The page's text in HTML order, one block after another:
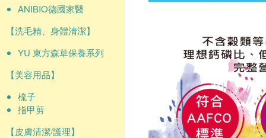
ANIBIO德國家醫
【洗毛精、身體清潔】
YU 東方森草保養系列
【美容用品】
梳子
指甲剪
【皮膚清潔/護理】